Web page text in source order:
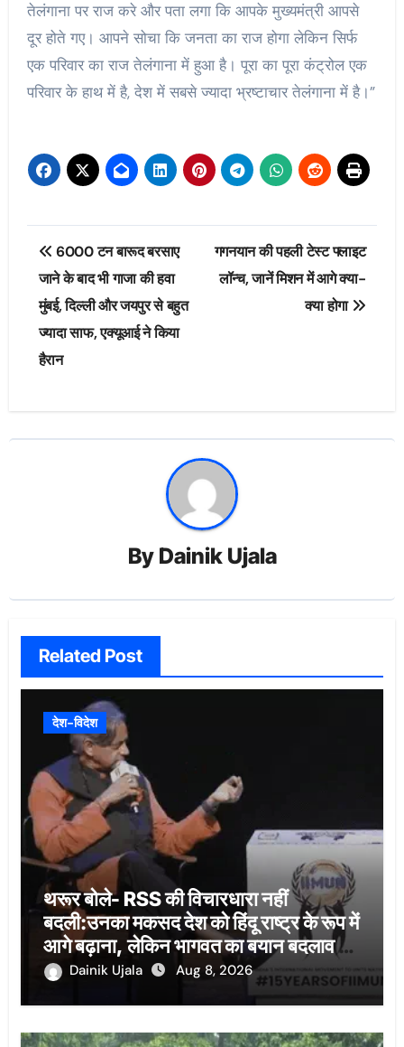
तेलंगाना पर राज करे और पता लगा कि आपके मुख्यमंत्री आपसे
दूर होते गए। आपने सोचा कि जनता का राज होगा लेकिन सिर्फ
एक परिवार का राज तेलंगाना में हुआ है। पूरा का पूरा कंट्रोल एक
परिवार के हाथ में है, देश में सबसे ज्यादा भ्रष्टाचार तेलंगाना में है।”
Post
navigation
6000 टन बारूद बरसाए
जाने के बाद भी गाजा की हवा
मुंबई, दिल्ली और जयपुर से बहुत
ज्यादा साफ, एक्यूआई ने किया
हैरान
गगनयान की पहली टेस्ट फ्लाइट
लॉन्च, जानें मिशन में आगे क्या-
क्या होगा
By Dainik Ujala
Related Post
देश-विदेश
थरूर बोले- RSS की विचारधारा नहीं
बदली:उनका मकसद देश को हिंदू राष्ट्र के रूप में
आगे बढ़ाना, लेकिन भागवत का बयान बदलाव का
संकेतDainik Ujala Aug 8, 2026